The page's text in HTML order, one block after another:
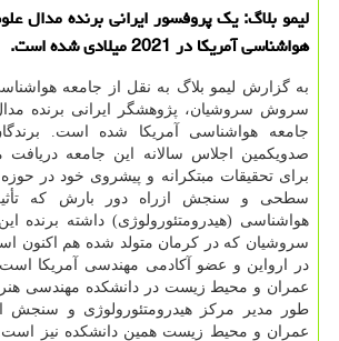
لیمو بلاگ: یك پروفسور ایرانی برنده مدال
هواشناسی آمریكا در 2021 میلادی شده است.
به گزارش لیمو بلاگ به نقل از جامعه
سروش سروشیان، پژوهشگر ایرانی برنده
جامعه هواشناسی آمریکا شده است.
صدویکمین اجلاس سالانه این جامعه
برای تحقیقات مبتکرانه و پیشروی خود در
سطحی و سنجش ازراه دور بارش که
هواشناسی (هیدرومتئورولوژی) داشته برنده
سروشیان که در کرمان متولد شده هم اکنون
در ارواین و عضو آکادمی مهندسی آمریکا
عمران و محیط زیست در دانشکده مهندسی
طور مدیر مرکز هیدرومتئورولوژی و سنجش
عمران و محیط زیست همین دانشکده نیز است.